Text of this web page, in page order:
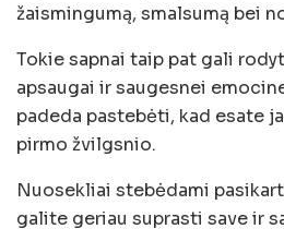
žaismingumą, smalsumą bei
Tokie sapnai taip pat gali
apsaugai ir saugesnei
padeda pastebėti, kad esate
pirmo žvilgsnio.
Nuosekliai stebėdami
galite geriau suprasti save ir